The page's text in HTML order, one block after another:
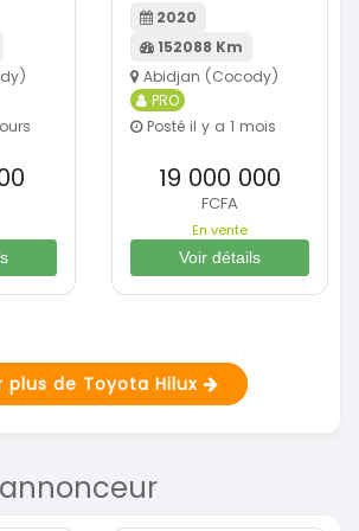
2020
152088 Km
Abidjan (Cocody)
PRO
Posté il y a 1 mois
19 000 000
FCFA
En vente
Voir détails
plus de Toyota Hilux